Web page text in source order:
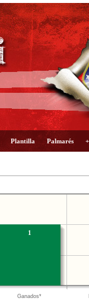
Plantilla Palmarés
Ganados*
1